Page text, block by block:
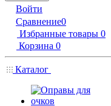
Войти
Сравнение0
Избранные товары 0
Корзина 0
Каталог